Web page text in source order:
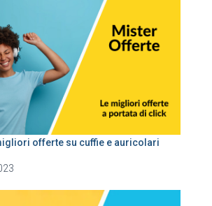
offerte su cuffie e auricolari